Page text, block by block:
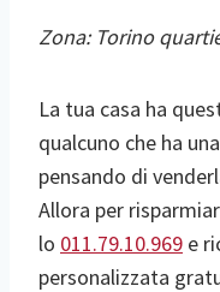
Zona: Torino
La tua casa ha
qualcuno che ha
pensando di
Allora per
lo 011.79.10.969 e
personalizzata